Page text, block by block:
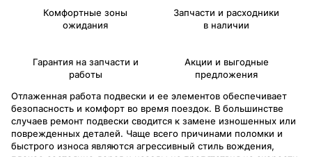
Комфортные зоны
ожидания
Запчасти и расходники
в наличии
Гарантия на запчасти и
работы
Акции и выгодные
предложения
Отлаженная работа подвески и ее элементов обеспечивает
безопасность и комфорт во время поездок. В большинстве
случаев ремонт подвески сводится к замене изношенных или
поврежденных деталей. Чаще всего причинами поломки и
быстрого износа являются агрессивный стиль вождения,